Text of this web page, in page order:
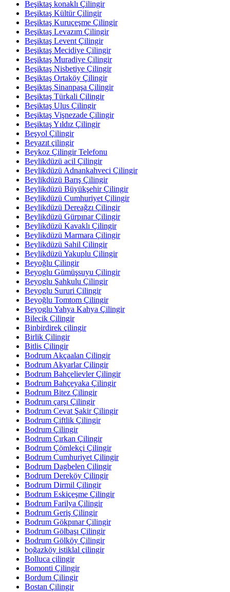
Beşiktaş konaklı Çilingir
Beşiktaş Kültür Çilingir
Beşiktaş Kuruçeşme Çilingir
Beşiktaş Levazım Çilingir
Beşiktaş Levent Çilingir
Beşiktaş Mecidiye Çilingir
Beşiktaş Muradiye Çilingir
Beşiktaş Nisbetiye Çilingir
Beşiktaş Ortaköy Çilingir
Beşiktaş Sinanpaşa Çilingir
Beşiktaş Türkali Çilingir
Beşiktaş Ulus Çilingir
Beşiktaş Vişnezade Çilingir
Beşiktaş Yıldız Çilingir
Beşyol Çilingir
Beyazıt çilingir
Beykoz Çilingir Telefonu
Beylikdüzü acil Çilingir
Beylikdüzü Adnankahveci Çilingir
Beylikdüzü Barış Çilingir
Beylikdüzü Büyükşehir Çilingir
Beylikdüzü Cumhuriyet Çilingir
Beylikdüzü Dereağzı Çilingir
Beylikdüzü Gürpınar Çilingir
Beylikdüzü Kavaklı Çilingir
Beylikdüzü Marmara Çilingir
Beylikdüzü Sahil Çilingir
Beylikdüzü Yakuplu Çilingir
Beyoğlu Çilingir
Beyoglu Gümüşsuyu Çilingir
Beyoglu Şahkulu Çilingir
Beyoglu Sururi Çilingir
Beyoğlu Tomtom Çilingir
Beyoglu Yahya Kahya Çilingir
Bilecik Çilingir
Binbirdirek çilingir
Birlik Çilingir
Bitlis Çilingir
Bodrum Akçaalan Çilingir
Bodrum Akyarlar Çilingir
Bodrum Bahçelievler Çilingir
Bodrum Bahçeyaka Çilingir
Bodrum Bitez Çilingir
Bodrum çarşı Çilingir
Bodrum Cevat Şakir Çilingir
Bodrum Çiftlik Çilingir
Bodrum Çilingir
Bodrum Çırkan Çilingir
Bodrum Çömlekçi Çilingir
Bodrum Cumhuriyet Çilingir
Bodrum Dagbelen Çilingir
Bodrum Dereköy Çilingir
Bodrum Dirmil Çilingir
Bodrum Eskiçeşme Çilingir
Bodrum Farilya Çilingir
Bodrum Geriş Çilingir
Bodrum Gökpınar Çilingir
Bodrum Gölbaşı Çilingir
Bodrum Gölköy Çilingir
boğazköy istiklal çilingir
Bolluca çilingir
Bomonti Çilingir
Bordum Çilingir
Bostan Çilingir